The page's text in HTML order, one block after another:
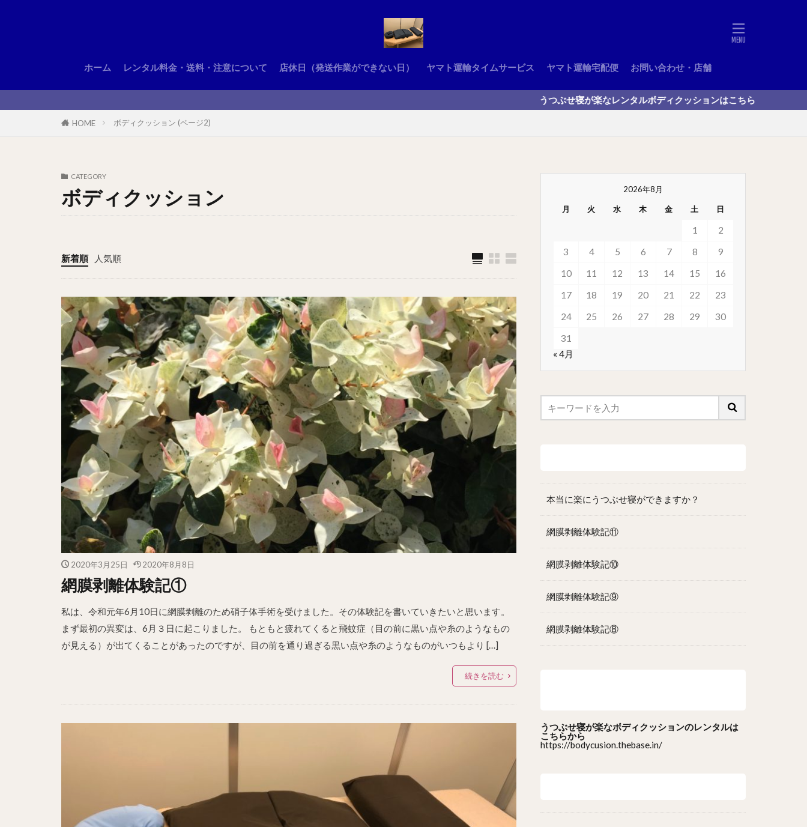
ホーム レンタル料金・送料・注意について 店休日（発送作業ができない日） ヤマト運輸タイムサービス ヤマト運輸宅配便 お問い合わせ・店舗
うつぶせ寝が楽なレンタルボディクッションはこちら
HOME ボディクッション (ページ2)
CATEGORY
ボディクッション
新着順 人気順
2020年3月25日 2020年8月8日
網膜剥離体験記①
私は、令和元年6月10日に網膜剥離のため硝子体手術を受けました。その体験記を書いていきたいと思います。
まず最初の異変は、6月３日に起こりました。 もともと疲れてくると飛蚊症（目の前に黒い点や糸のようなもの
が見える）が出てくることがあったのですが、目の前を通り過ぎる黒い点や糸のようなものがいつもより […]
続きを読む
2026年8月
月 火 水 木 金 土 日
1
2
3
4 5 6 7 8
9
10
11 12 13 14 15
16
17
18 19 20 21 22
23
24
25 26 27 28 29
30
31
« 4月
本当に楽にうつぶせ寝ができますか？
網膜剥離体験記⑪
網膜剥離体験記⑩
網膜剥離体験記⑨
網膜剥離体験記⑧
うつぶせ寝が楽なボディクッションのレンタルは
こちらから
https://bodycusion.thebase.in/